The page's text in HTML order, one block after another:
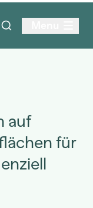
auf
für